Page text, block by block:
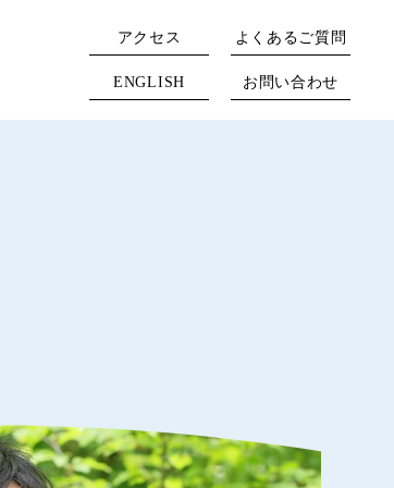
アクセス よくあるご質問
ENGLISH お問い合わせ